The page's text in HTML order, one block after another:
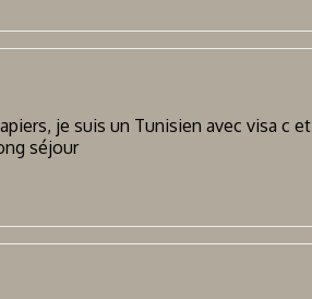
je suis un Tunisien avec visa c et
séjour